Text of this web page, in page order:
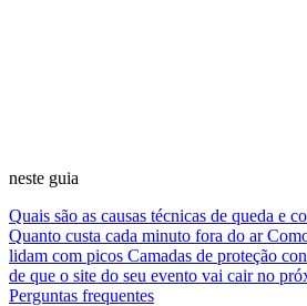
neste guia
Quais são as causas técnicas de queda e
Quanto custa cada minuto fora do ar
lidam com picos Camadas de proteção
de que o site do seu evento vai cair no
Perguntas frequentes